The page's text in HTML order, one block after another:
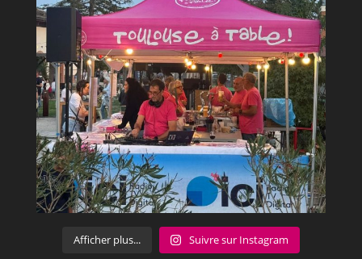
Afficher plus... Suivre sur Instagram